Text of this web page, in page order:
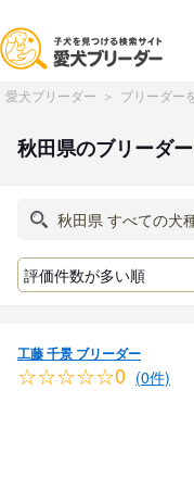
愛犬ブリーダー ブリーダー
秋田県のブリーダ
工藤 千景 ブリーダー
☆☆☆☆☆0 (0件)